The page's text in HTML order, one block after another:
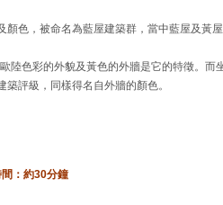
色，被命名為藍屋建築群，當中藍屋及黃
陸色彩的外貌及黃色的外牆是它的特徵。
評級，同樣得名自外牆的顏色。
：約30分鐘